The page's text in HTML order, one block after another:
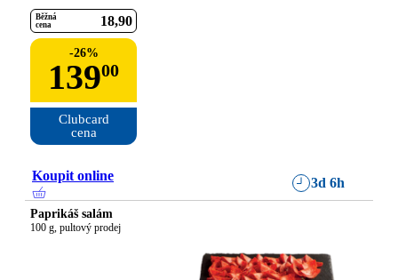
Běžná
cena
18 90
-26%
13900
Clubcard
cena
Koupit online 3d 6h
Paprikáš salám
100 g, pultový prodej